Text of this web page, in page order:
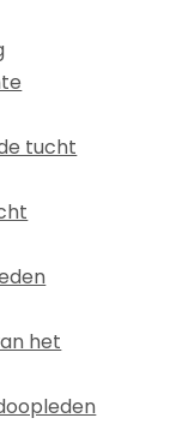
tucht
het